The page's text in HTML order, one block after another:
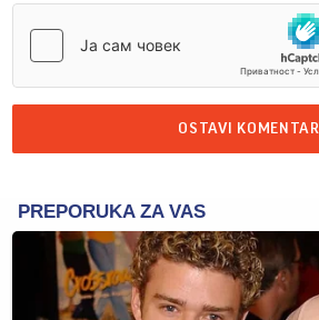
OSTAVI KOMENTAR